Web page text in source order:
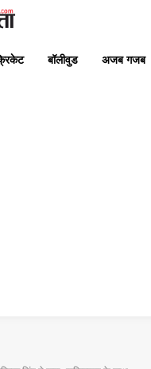
बॉलीवुड अजब गजब